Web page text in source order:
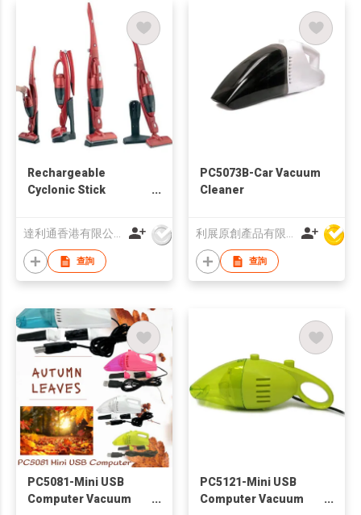
Rechargeable
Cyclonic Stick
達利通香港有限公司
查詢
PC5073B-Car Vacuum
Cleaner
利展原創產品有限公司
查詢
PC5081-Mini USB
Computer Vacuum
PC5121-Mini USB
Computer Vacuum